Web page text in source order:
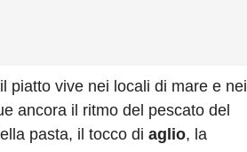
piatto vive nei locali di mare e nei
ancora il ritmo del pescato del
pasta, il tocco di aglio, la